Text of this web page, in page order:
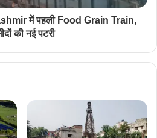
में पहली Food Grain Train,
की नई पटरी